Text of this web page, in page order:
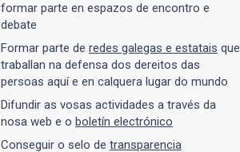
formar parte en espazos de encontro e
debate
Formar parte de redes galegas e estatais que
traballan na defensa dos dereitos das
persoas aquí e en calquera lugar do mundo
Difundir as vosas actividades a través da
nosa web e o boletín electrónico
Conseguir o selo de transparencia